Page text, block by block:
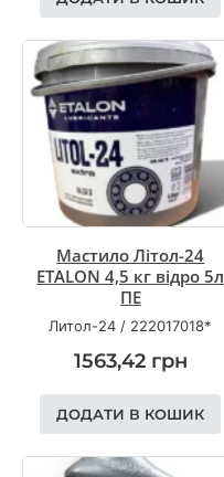
Мастило Літол-24
ETALON 4,5 кг відро 5л
ПЕ
Литол-24 / 222017018*
1563,42 грн
ДОДАТИ В КОШИК